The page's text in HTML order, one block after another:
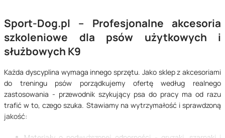
Sport-Dog.pl – Profesjonalne akcesoria
szkoleniowe dla psów użytkowych i
służbowych K9
Każda dyscyplina wymaga innego sprzętu. Jako sklep z akcesoriami
do treningu psów porządkujemy ofertę według realnego
zastosowania - przewodnik szykujący psa do pracy ma od razu
trafić w to, czego szuka. Stawiamy na wytrzymałość i sprawdzoną
jakość: